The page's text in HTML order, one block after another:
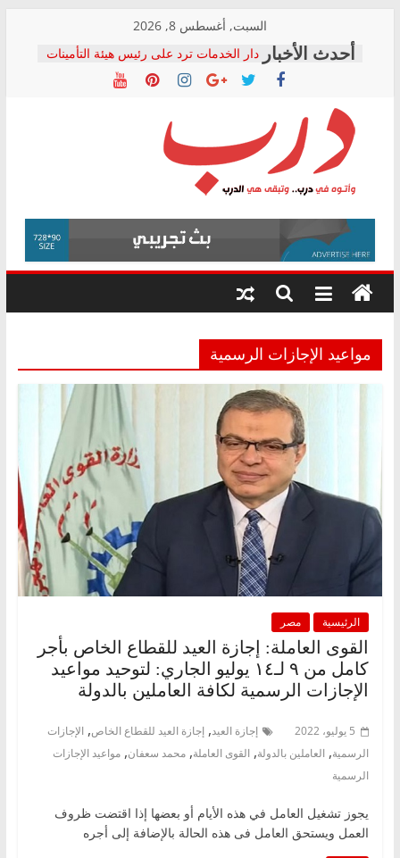
content
السبت, أغسطس 8, 2026
دار الخدمات ترد على رئيس هيئة التأمينات
بعد مؤتمره الصحفي: إنكار الأزمة لا ينهي
معاناة أصحاب المعاشات.. ونطالب بكشف
فرحات سليمان يكتب: القطاع الصحي إلى
أين؟
حزب التحالف الشعبي يطلق لجنة “الحق
في الصحة” بالإسكندرية لرصد الانتهاكات
ودعم المرضى
الوزاري لمدينة الصحفيين.. وانتهاء أعمال
إنشاء المبنى الإداري
المجلس القومي لحقوق الإنسان يعلن
متابعة قضية الدكتور محمد زهران.. ويؤكد:
قرينة البراءة وضمانات المحاكمة العادلة
درب
وأتوه
درب..
وتبقى
هي
مواعيد الإجازات الرسمية
الرئيسية مصر
القوى العاملة: إجازة العيد للقطاع الخاص بأجر
كامل من ٩ لـ١٤ يوليو الجاري: لتوحيد مواعيد
الإجازات الرسمية لكافة العاملين بالدولة
5 يوليو، 2022 إجازة العيد, إجازة العيد للقطاع الخاص, الإجازات
الرسمية, العاملين بالدولة, القوى العاملة, محمد سعفان, مواعيد الإجازات
الرسمية
يجوز تشغيل العامل في هذه الأيام أو بعضها إذا اقتضت ظروف
العمل ويستحق العامل فى هذه الحالة بالإضافة إلى أجره